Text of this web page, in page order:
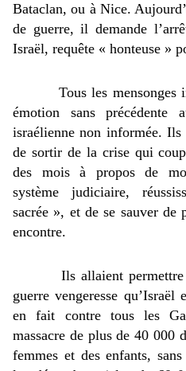
Bataclan, ou à Nice.
de guerre, il demande
Israël, requête « honteuse »
Tous les mensonges
émotion sans
israélienne non informée. Ils
de sortir de la crise qui
des mois à propos de
système judiciaire,
sacrée », et de se sauver de
encontre.
Ils allaient
guerre vengeresse qu’Israël
en fait contre tous les
massacre de plus de 40 000
femmes et des enfants,